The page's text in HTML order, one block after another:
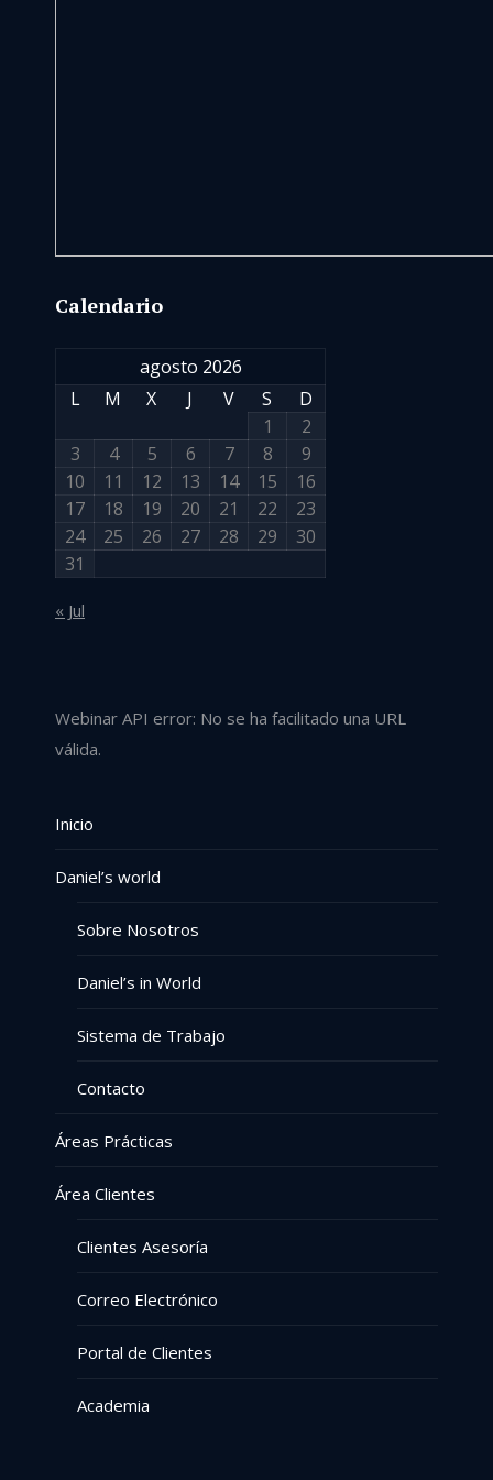
Calendario
agosto 2026
L
M X J V S
D
1
2
3
4 5 6 7 8
9
10
11 12 13 14 15
16
17
18 19 20 21 22
23
24
25 26 27 28 29
30
31
« Jul
Webinar API error: No se ha facilitado una URL
válida.
Inicio
Daniel’s world
Sobre Nosotros
Daniel’s in World
Sistema de Trabajo
Contacto
Áreas Prácticas
Área Clientes
Clientes Asesoría
Correo Electrónico
Portal de Clientes
Academia